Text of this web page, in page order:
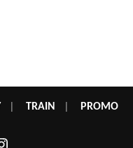
| TRAIN PROMO